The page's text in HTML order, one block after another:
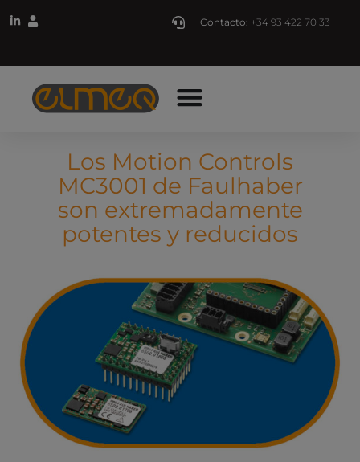
Contacto: +34 93 422 70 33
Los Motion Controls
MC3001 de Faulhaber
son extremadamente
potentes y reducidos